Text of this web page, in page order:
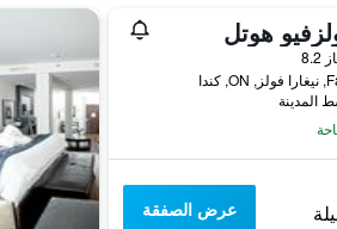
هوتل
عرض الصفقة